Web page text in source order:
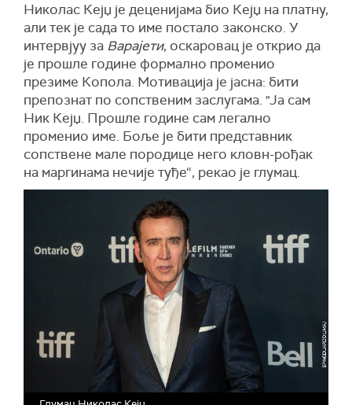
Николас Кејџ је деценијама био Кејџ на платну,
али тек је сада то име постало законско. У
интервјуу за Варајети, оскаровац је открио да
је прошле године формално променио
презиме Копола. Мотивација је јасна: бити
препознат по сопственим заслугама. "Ја сам
Ник Кејџ. Прошле године сам легално
променио име. Боље је бити представник
сопствене мале породице него кловн-рођак
на маргинама нечије туђе“, рекао је глумац.